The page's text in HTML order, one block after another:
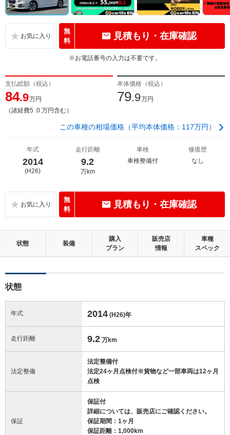
無
料
見積もり・在庫確認
※お電話番号の入力は不要です。
支払総額（税込）
84.9万円
（諸経費5 .0 万円含む）
本体価格（税込）
79.9万円
この車種の相場価格（平均本体価格：117万円）
年式
2014
(H26)
走行距離
9.2
万km
車検
車検整備付
修復歴
なし
無
料
見積もり・在庫確認
状態 装備
購入
プラン
販売店
情報
車種
スペック
状態
年式 2014 (H26)年
走行距離 9.2 万km
法定整備
法定整備付
法定24ヶ月点検付※貨物など一部車両は12ヶ月
点検
保証
保証付
詳細については、販売店にご確認ください。
保証期間：1ヶ月
保証距離：1,000km